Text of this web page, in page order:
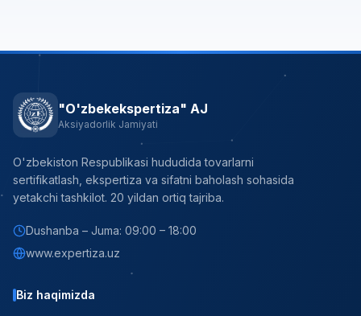
"O'zbekekspertiza" AJ
Aksiyadorlik Jamiyati
O'zbekiston Respublikasi hududida tovarlarni
sertifikatlash, ekspertiza va sifatni baholash sohasida
yetakchi tashkilot. 20 yildan ortiq tajriba.
Dushanba – Juma: 09:00 – 18:00
www.expertiza.uz
Biz haqimizda